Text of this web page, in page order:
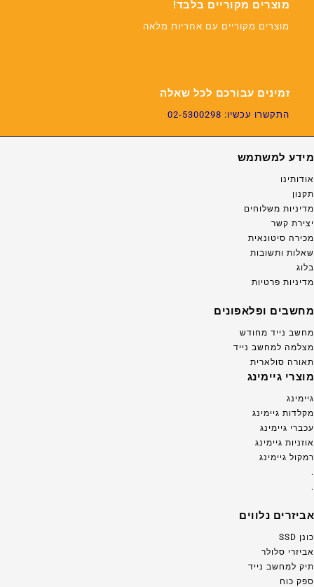
מוצרים מקוריים בלבד!
מוצרים מקוריים עם אחריות מלאה
זמינים עבורכם לכל שאלה
התקשרו עכשיו: 02-5300298
מידע למשתמש
אודותינו
תקנון
מדיניות משלוחים
יצירת קשר
מכירה סיטונאית
שאלות ותשובות
בלוג
מדיניות פרטיות
מחשבים ופלאפונים
מחשב נייד מחודש
מצלמה למחשב נייד
תאורה סולארית
מוצרי גיימינג
גיימינג
מקלדות גיימינג
עכברי גיימינג
אוזניות גיימינג
רמקול גיימינג
.
.
אביזרים נלווים
כונן SSD
אביזרי סלולר
תיק למחשב נייד
ספק כוח